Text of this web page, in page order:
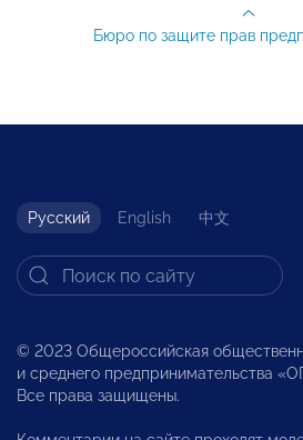
Бюро по защите прав
Русский English 中文
© 2023 Общероссийская
и среднего предпринимательства
Все права защищены.